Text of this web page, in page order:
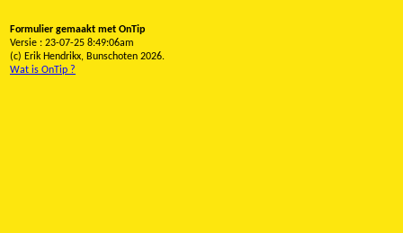
Formulier gemaakt met OnTip
Versie : 23-07-25 8:49:06am
(c) Erik Hendrikx, Bunschoten 2026.
Wat is OnTip ?